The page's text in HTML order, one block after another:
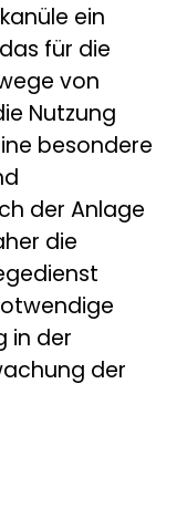
ein
für die
von
Nutzung
besondere
der Anlage
die
in der
der